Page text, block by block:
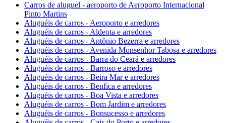
Carros de aluguel - aeroporto de Aeroporto Internacional
Pinto Martins
Aluguéis de carros - Aeroporto e arredores
Aluguéis de carros - Aldeota e arredores
Aluguéis de carros - Antônio Bezerra e arredores
Aluguéis de carros - Avenida Monsenhor Tabosa e arredores
Aluguéis de carros - Barra do Ceará e arredores
Aluguéis de carros - Barroso e arredores
Aluguéis de carros - Beira Mar e arredores
Aluguéis de carros - Benfica e arredores
Aluguéis de carros - Boa Vista e arredores
Aluguéis de carros - Bom Jardim e arredores
Aluguéis de carros - Bonsucesso e arredores